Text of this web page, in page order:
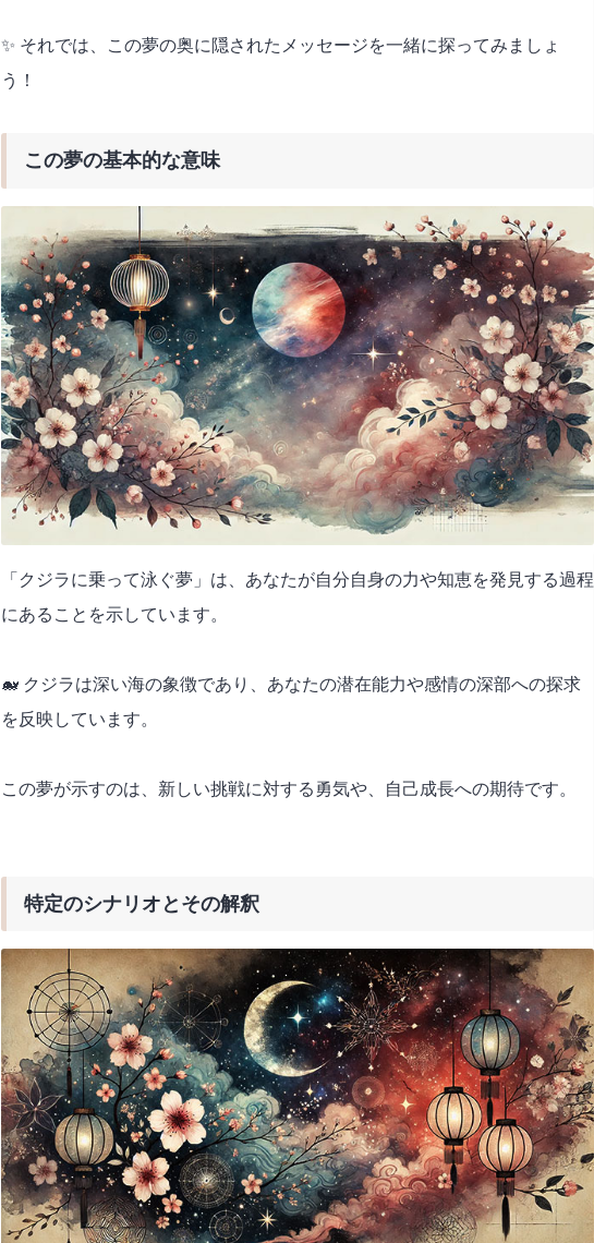
✨ それでは、この夢の奥に隠されたメッセージを一緒に探ってみましょ
う！
この夢の基本的な意味
「クジラに乗って泳ぐ夢」は、あなたが自分自身の力や知恵を発見する過程
にあることを示しています。
🐋 クジラは深い海の象徴であり、あなたの潜在能力や感情の深部への探求
を反映しています。
この夢が示すのは、新しい挑戦に対する勇気や、自己成長への期待です。
特定のシナリオとその解釈